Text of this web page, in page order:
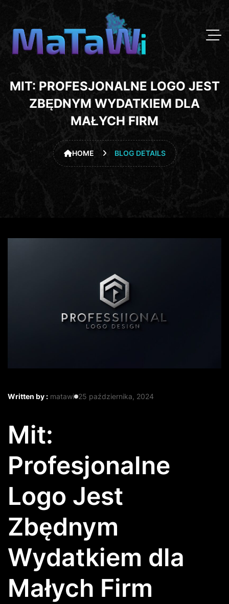
MIT: PROFESJONALNE LOGO JEST
ZBĘDNYM WYDATKIEM DLA
MAŁYCH FIRM
HOME BLOG DETAILS
Written by : matawi 25 października, 2024
Mit:
Profesjonalne
Logo Jest
Zbędnym
Wydatkiem dla
Małych Firm